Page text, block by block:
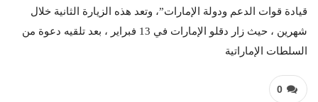
قيادة قوات الدعم ودولة الإمارات”، وتعد هذه الزيارة الثانية خلال
شهرين ، حيث زار دقلو الإمارات في 13 فبراير ، بعد تلقيه دعوة من
السلطات الإماراتية
0